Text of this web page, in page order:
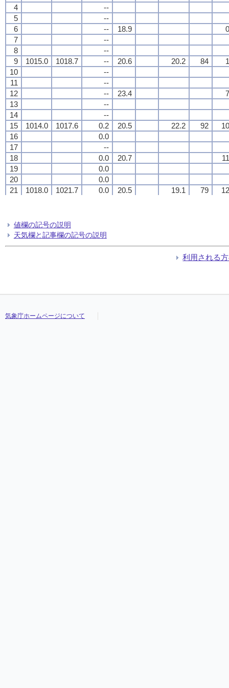
4
--
5
--
6
-- 18.9
7
--
8
--
9
1015.0 1018.7 -- 20.6 20.2 84
10
--
11
--
12
-- 23.4
13
--
14
--
15
1014.0 1017.6 0.2 20.5 22.2 92
16
0.0
17
--
18
0.0 20.7
19
0.0
20
0.0
21
1018.0 1021.7 0.0 20.5 19.1 79
24
4
--
5
--
6
-- 18.9
7
--
8
--
9
1015.0 1018.7 -- 20.6 20.2 84
10
--
11
--
12
-- 23.4
13
--
14
--
15
1014.0 1017.6 0.2 20.5 22.2 92
16
0.0
17
--
18
0.0 20.7
19
0.0
20
0.0
21
1018.0 1021.7 0.0 20.5 19.1 79
24
4
--
5
--
6
-- 18.9
7
--
8
--
9
1015.0 1018.7 -- 20.6 20.2 84
10
--
11
--
12
-- 23.4
13
--
14
--
15
1014.0 1017.6 0.2 20.5 22.2 92
16
0.0
17
--
18
0.0 20.7
19
0.0
20
0.0
21
1018.0 1021.7 0.0 20.5 19.1 79
24
4
--
5
--
6
-- 18.9
7
--
8
--
9
1015.0 1018.7 -- 20.6 20.2 84
10
--
11
--
12
-- 23.4
13
--
14
--
15
1014.0 1017.6 0.2 20.5 22.2 92
16
0.0
17
--
18
0.0 20.7
19
0.0
20
0.0
21
1018.0 1021.7 0.0 20.5 19.1 79
24
値欄の記号の説明
天気欄と記事欄の記号の説明
利用される
気象庁ホームページについて